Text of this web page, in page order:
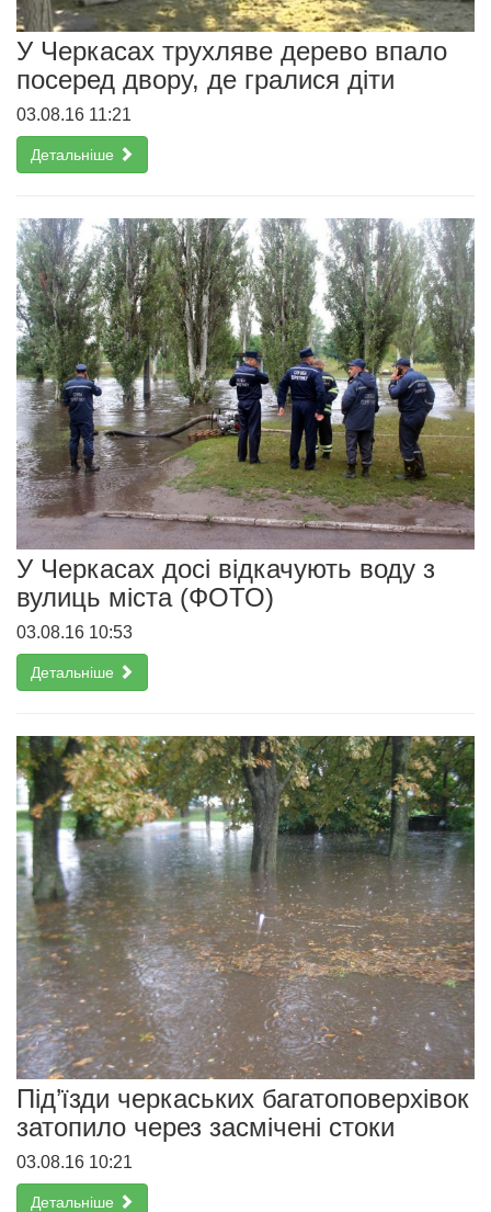
У Черкасах трухляве дерево впало
посеред двору, де гралися діти
03.08.16 11:21
Детальніше
У Черкасах досі відкачують воду з
вулиць міста (ФОТО)
03.08.16 10:53
Детальніше
Під’їзди черкаських багатоповерхівок
затопило через засмічені стоки
03.08.16 10:21
Детальніше